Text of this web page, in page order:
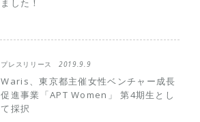
プレスリリース 2019.9.9
Waris、東京都主催女性ベンチャー成長
促進事業「APT Women」 第4期生とし
て採択